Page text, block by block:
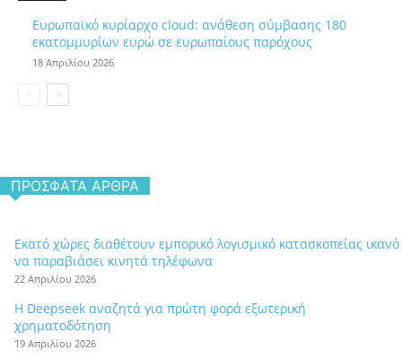
Ευρωπαϊκό κυρίαρχο cloud: ανάθεση σύμβασης 180
εκατομμυρίων ευρώ σε ευρωπαίους παρόχους
18 Απριλίου 2026
ΠΡΌΣΦΑΤΑ ΆΡΘΡΑ
Εκατό χώρες διαθέτουν εμπορικό λογισμικό κατασκοπείας ικανό
να παραβιάσει κινητά τηλέφωνα
22 Απριλίου 2026
Η Deepseek αναζητά για πρώτη φορά εξωτερική
χρηματοδότηση
19 Απριλίου 2026